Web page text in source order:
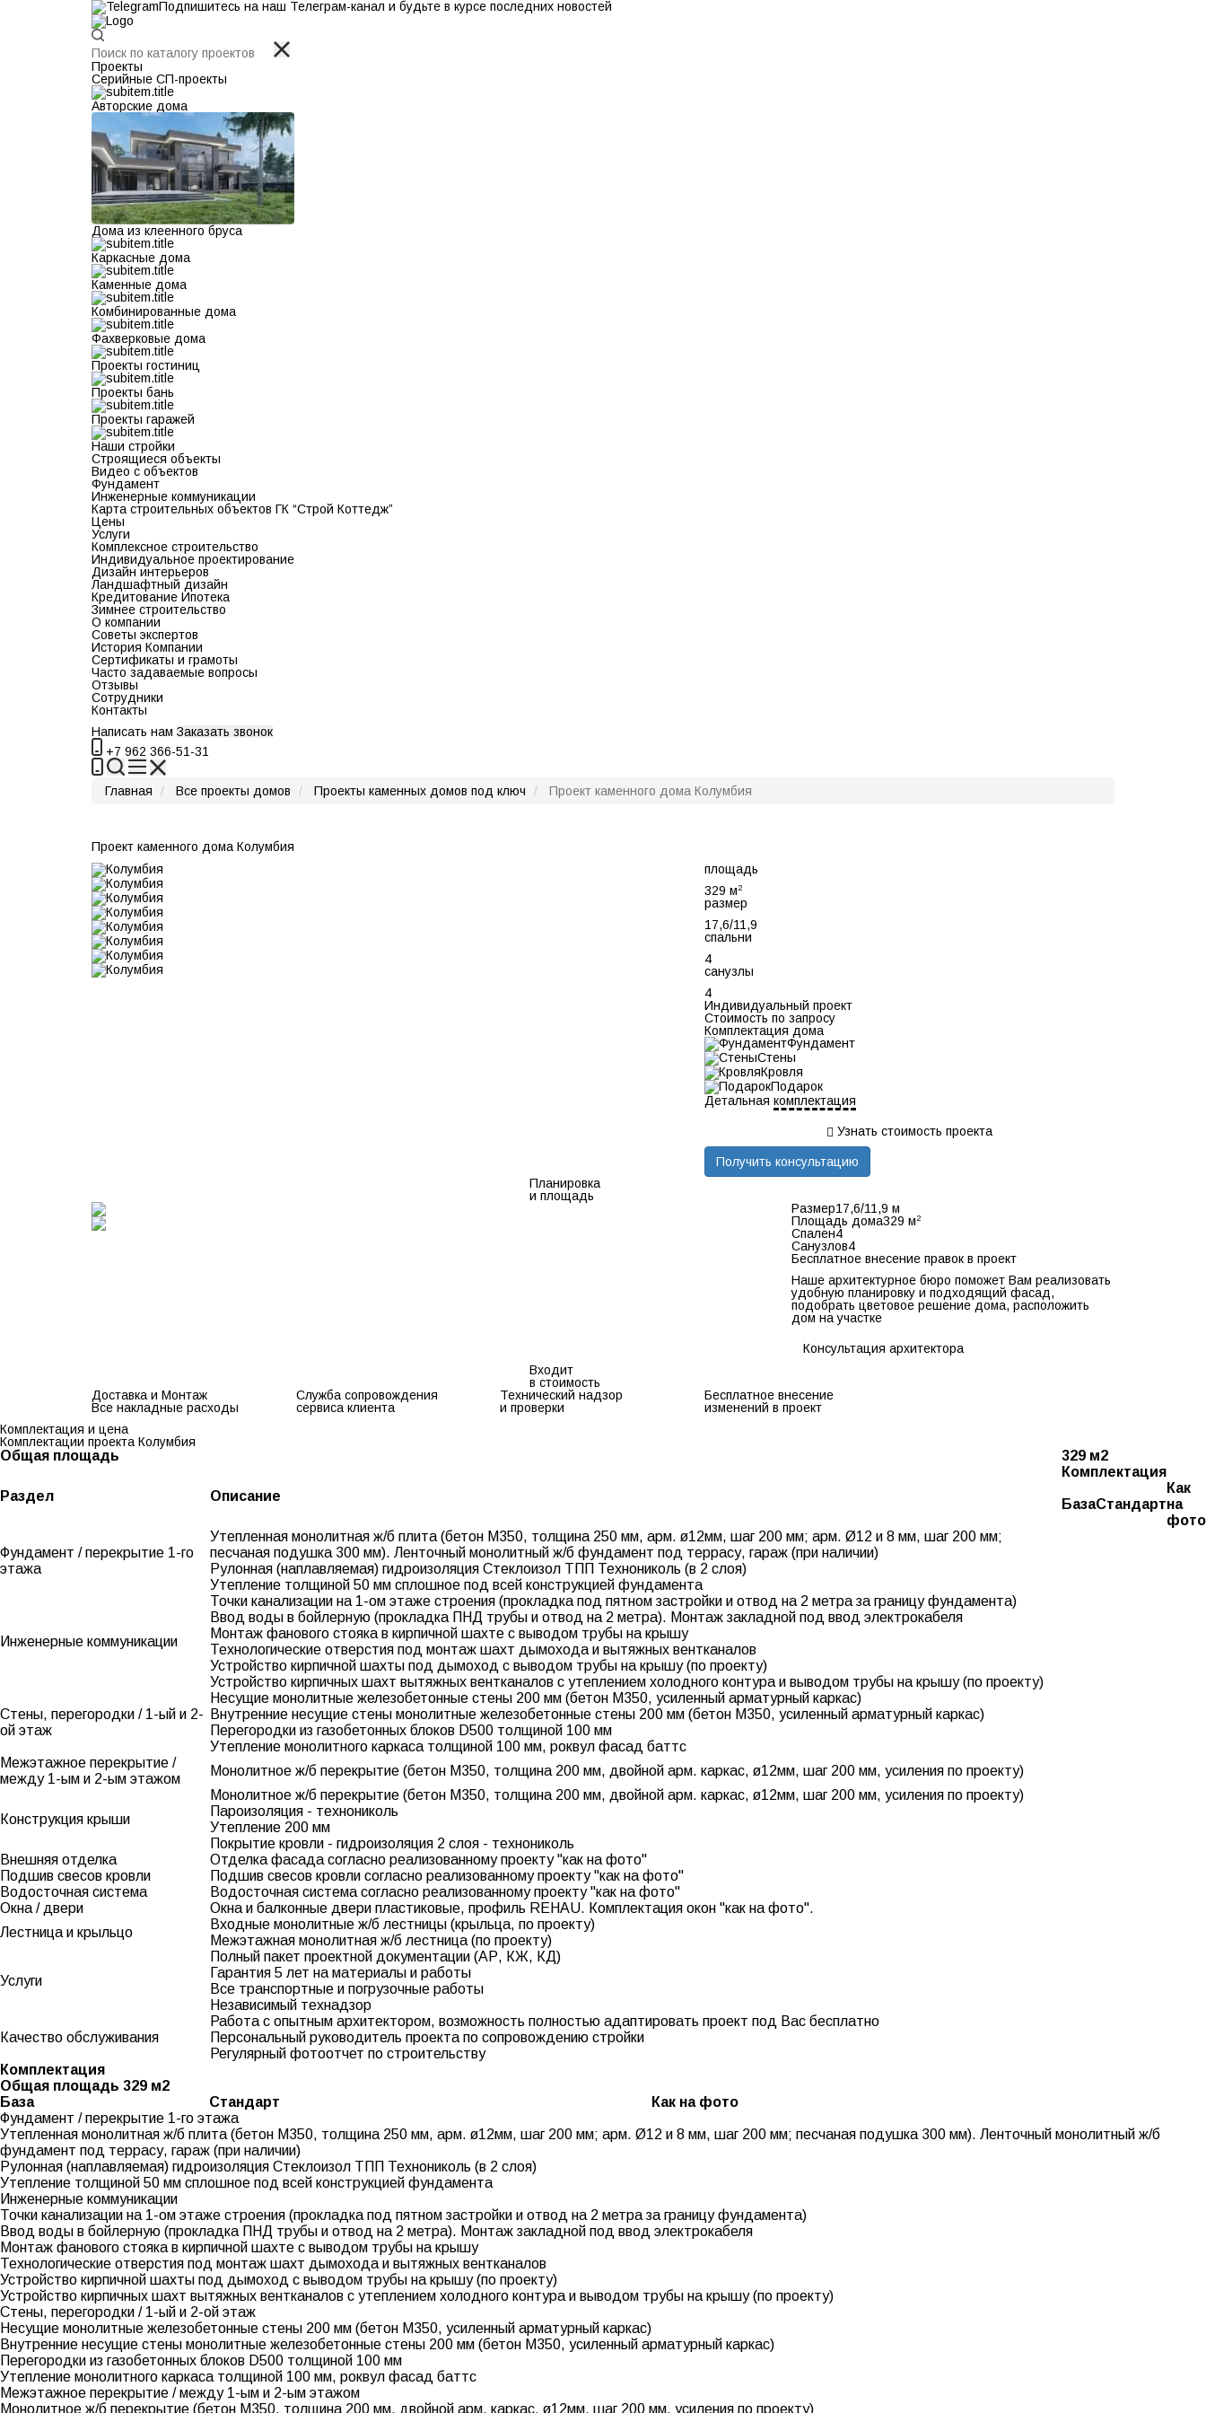
Подпишитесь на наш Телеграм-канал и будьте в курсе последних новостей
Проекты
Серийные СП-проекты
Авторские дома
Дома из клеенного бруса
Каркасные дома
Каменные дома
Комбинированные дома
Фахверковые дома
Проекты гостиниц
Проекты бань
Проекты гаражей
Наши стройки
Строящиеся объекты
Видео с объектов
Фундамент
Инженерные коммуникации
Карта строительных объектов ГК “Строй Коттедж”
Цены
Услуги
Комплексное строительство
Индивидуальное проектирование
Дизайн интерьеров
Ландшафтный дизайн
Кредитование Ипотека
Зимнее строительство
О компании
Советы экспертов
История Компании
Сертификаты и грамоты
Часто задаваемые вопросы
Отзывы
Сотрудники
Контакты
Написать нам Заказать звонок
+7 962 366-51-31
Главная Все проекты домов Проекты каменных домов под ключ Проект каменного дома Колумбия
Проект каменного дома Колумбия
площадь
329 м 2
размер
17,6/11,9
спальни
4
санузлы
4
Индивидуальный проект
Стоимость по запросу
Комплектация дома
Фундамент
Стены
Кровля
Подарок
Детальная комплектация
Узнать стоимость проекта
Получить консультацию
Планировка
и площадь
Размер17,6/11,9 м
Площадь дома329 м 2
Спален4
Санузлов4
Бесплатное внесение правок в проект
Наше архитектурное бюро поможет Вам реализовать
удобную планировку и подходящий фасад,
подобрать цветовое решение дома, расположить
дом на участке
Консультация архитектора
Входит
в стоимость
Доставка и Монтаж
Все накладные расходы
Служба сопровождения
сервиса клиента
Технический надзор
и проверки
Бесплатное внесение
изменений в проект
Комплектация и цена
Комплектации проекта Колумбия
Общая площадь 329 м2
Раздел Описание
Комплектация
БазаСтандарт
Как
на
фото
Фундамент / перекрытие 1-го
этажа
Утепленная монолитная ж/б плита (бетон М350, толщина 250 мм, арм. ø12мм, шаг 200 мм; арм. Ø12 и 8 мм, шаг 200 мм;
песчаная подушка 300 мм). Ленточный монолитный ж/б фундамент под террасу, гараж (при наличии)
Рулонная (наплавляемая) гидроизоляция Стеклоизол ТПП Технониколь (в 2 слоя)
Утепление толщиной 50 мм сплошное под всей конструкцией фундамента
Инженерные коммуникации
Точки канализации на 1-ом этаже строения (прокладка под пятном застройки и отвод на 2 метра за границу фундамента)
Ввод воды в бойлерную (прокладка ПНД трубы и отвод на 2 метра). Монтаж закладной под ввод электрокабеля
Монтаж фанового стояка в кирпичной шахте с выводом трубы на крышу
Технологические отверстия под монтаж шахт дымохода и вытяжных вентканалов
Устройство кирпичной шахты под дымоход с выводом трубы на крышу (по проекту)
Устройство кирпичных шахт вытяжных вентканалов с утеплением холодного контура и выводом трубы на крышу (по проекту)
Стены, перегородки / 1-ый и 2-
ой этаж
Несущие монолитные железобетонные стены 200 мм (бетон М350, усиленный арматурный каркас)
Внутренние несущие стены монолитные железобетонные стены 200 мм (бетон М350, усиленный арматурный каркас)
Перегородки из газобетонных блоков D500 толщиной 100 мм
Утепление монолитного каркаса толщиной 100 мм, роквул фасад баттс
Межэтажное перекрытие /
между 1-ым и 2-ым этажом
Монолитное ж/б перекрытие (бетон М350, толщина 200 мм, двойной арм. каркас, ø12мм, шаг 200 мм, усиления по проекту)
Конструкция крыши
Монолитное ж/б перекрытие (бетон М350, толщина 200 мм, двойной арм. каркас, ø12мм, шаг 200 мм, усиления по проекту)
Пароизоляция - технониколь
Утепление 200 мм
Покрытие кровли - гидроизоляция 2 слоя - технониколь
Внешняя отделка
Отделка фасада согласно реализованному проекту "как на фото"
Подшив свесов кровли
Подшив свесов кровли согласно реализованному проекту "как на фото"
Водосточная система
Водосточная система согласно реализованному проекту "как на фото"
Окна / двери
Окна и балконные двери пластиковые, профиль REHAU. Комплектация окон "как на фото".
Лестница и крыльцо
Входные монолитные ж/б лестницы (крыльца, по проекту)
Межэтажная монолитная ж/б лестница (по проекту)
Услуги
Полный пакет проектной документации (АР, КЖ, КД)
Гарантия 5 лет на материалы и работы
Все транспортные и погрузочные работы
Независимый технадзор
Качество обслуживания
Работа с опытным архитектором, возможность полностью адаптировать проект под Вас бесплатно
Персональный руководитель проекта по сопровождению стройки
Регулярный фотоотчет по строительству
Комплектация
Общая площадь 329 м2
База
Стандарт
Как на фото
Фундамент / перекрытие 1-го этажа
Утепленная монолитная ж/б плита (бетон М350, толщина 250 мм, арм. ø12мм, шаг 200 мм; арм. Ø12 и 8 мм, шаг 200 мм; песчаная подушка 300 мм). Ленточный монолитный ж/б
фундамент под террасу, гараж (при наличии)
Рулонная (наплавляемая) гидроизоляция Стеклоизол ТПП Технониколь (в 2 слоя)
Утепление толщиной 50 мм сплошное под всей конструкцией фундамента
Инженерные коммуникации
Точки канализации на 1-ом этаже строения (прокладка под пятном застройки и отвод на 2 метра за границу фундамента)
Ввод воды в бойлерную (прокладка ПНД трубы и отвод на 2 метра). Монтаж закладной под ввод электрокабеля
Монтаж фанового стояка в кирпичной шахте с выводом трубы на крышу
Технологические отверстия под монтаж шахт дымохода и вытяжных вентканалов
Устройство кирпичной шахты под дымоход с выводом трубы на крышу (по проекту)
Устройство кирпичных шахт вытяжных вентканалов с утеплением холодного контура и выводом трубы на крышу (по проекту)
Стены, перегородки / 1-ый и 2-ой этаж
Несущие монолитные железобетонные стены 200 мм (бетон М350, усиленный арматурный каркас)
Внутренние несущие стены монолитные железобетонные стены 200 мм (бетон М350, усиленный арматурный каркас)
Перегородки из газобетонных блоков D500 толщиной 100 мм
Утепление монолитного каркаса толщиной 100 мм, роквул фасад баттс
Межэтажное перекрытие / между 1-ым и 2-ым этажом
Монолитное ж/б перекрытие (бетон М350, толщина 200 мм, двойной арм. каркас, ø12мм, шаг 200 мм, усиления по проекту)